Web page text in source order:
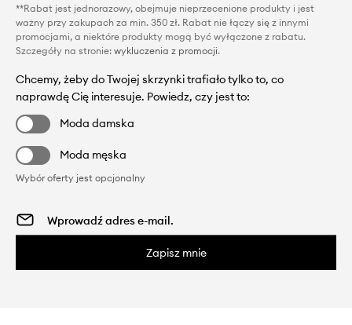
**Rabat jest jednorazowy, obejmuje nieprzecenione produkty i jest
ważny przy zakupach za min. 350 zł. Rabat nie łączy się z innymi
promocjami, a niektóre produkty mogą być wyłączone z rabatu.
Szczegóły na stronie: wykluczenia z promocji.
Chcemy, żeby do Twojej skrzynki trafiało tylko to, co
naprawdę Cię interesuje. Powiedz, czy jest to:
Moda damska
Moda męska
Wybór oferty jest opcjonalny
Zapisz mnie